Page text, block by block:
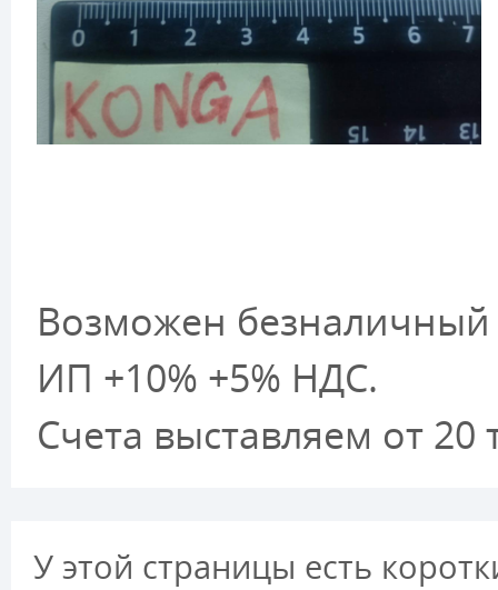
Возможен безналичный
ИП +10% +5% НДС.
Счета выставляем от 20
У этой страницы есть